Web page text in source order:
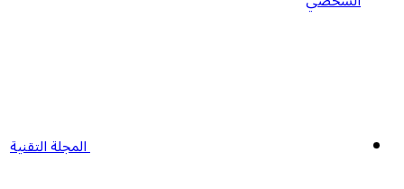
المجلة التقنية